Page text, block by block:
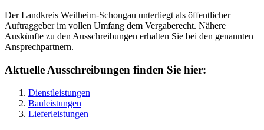
Der Landkreis Weilheim-Schongau unterliegt als öffentlicher
Auftraggeber im vollen Umfang dem Vergaberecht. Nähere
Auskünfte zu den Ausschreibungen erhalten Sie bei den genannten
Ansprechpartnern.
Aktuelle Ausschreibungen finden Sie hier:
Dienstleistungen
Bauleistungen
Lieferleistungen